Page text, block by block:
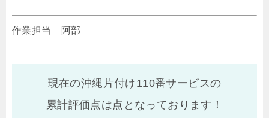
作業担当 阿部
現在の沖縄片付け110番サービスの
累計評価点は点となっております！